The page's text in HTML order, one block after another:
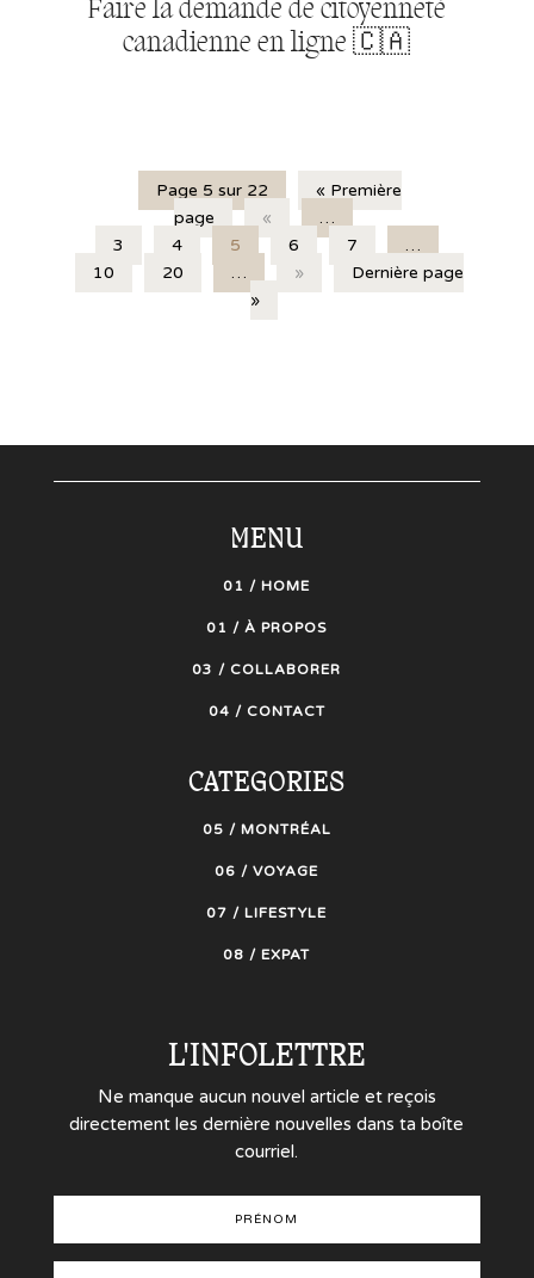
Faire la demande de citoyenneté
canadienne en ligne 🇨🇦
Page 5 sur 22
« Première
page
«
…
3
4 5 6 7
…
10
20 … »
Dernière page
»
MENU
01 / HOME
01 / À PROPOS
03 / COLLABORER
04 / CONTACT
CATEGORIES
05 / MONTRÉAL
06 / VOYAGE
07 / LIFESTYLE
08 / EXPAT
L'INFOLETTRE
Ne manque aucun nouvel article et reçois
directement les dernière nouvelles dans ta boîte
courriel.